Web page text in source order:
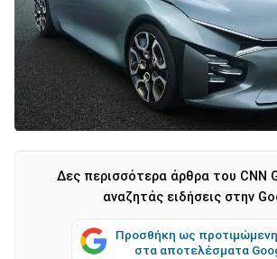
Δες περισσότερα άρθρα του CNN
αναζητάς ειδήσεις στην
Προσθήκη ως
στα αποτελέσματα